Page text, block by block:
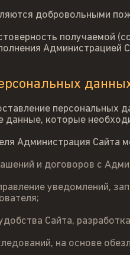
добровольными
получаемой
Администрацией
персональных
данные, которые
Администрация Сайта
и договоров с
уведомлений,
Сайта,
на основе